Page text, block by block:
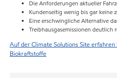
Die Anforderungen aktueller
Kundenseitig wenig bis gar keine
Eine erschwingliche Alternative
Treibhausgasemissionen deutlich
Auf der Climate Solutions Site
Biokraftstoffe